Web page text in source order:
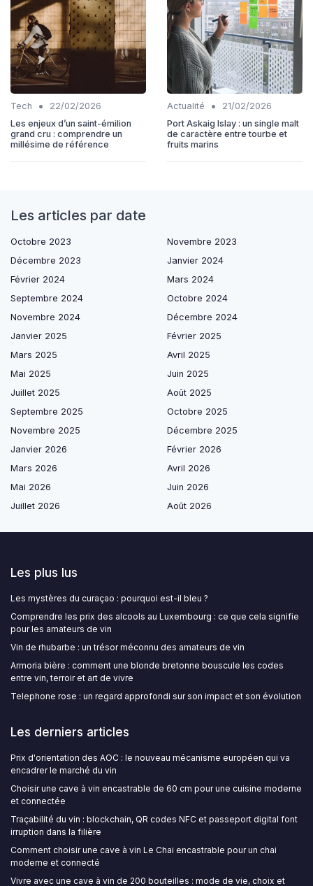
Tech •
22/02/2026
Les enjeux d’un saint-émilion
grand cru : comprendre un
millésime de référence
Actualité •
21/02/2026
Port Askaig Islay : un single malt
de caractère entre tourbe et
fruits marins
Les articles par date
Octobre 2023
Novembre 2023
Décembre 2023
Janvier 2024
Février 2024
Mars 2024
Septembre 2024
Octobre 2024
Novembre 2024
Décembre 2024
Janvier 2025
Février 2025
Mars 2025
Avril 2025
Mai 2025
Juin 2025
Juillet 2025
Août 2025
Septembre 2025
Octobre 2025
Novembre 2025
Décembre 2025
Janvier 2026
Février 2026
Mars 2026
Avril 2026
Mai 2026
Juin 2026
Juillet 2026
Août 2026
Les plus lus
Les mystères du curaçao : pourquoi est-il bleu ?
Comprendre les prix des alcools au Luxembourg : ce que cela signifie
pour les amateurs de vin
Vin de rhubarbe : un trésor méconnu des amateurs de vin
Armoria bière : comment une blonde bretonne bouscule les codes
entre vin, terroir et art de vivre
Telephone rose : un regard approfondi sur son impact et son évolution
Les derniers articles
Prix d'orientation des AOC : le nouveau mécanisme européen qui va
encadrer le marché du vin
Choisir une cave à vin encastrable de 60 cm pour une cuisine moderne
et connectée
Traçabilité du vin : blockchain, QR codes NFC et passeport digital font
irruption dans la filière
Comment choisir une cave à vin Le Chai encastrable pour un chai
moderne et connecté
Vivre avec une cave à vin de 200 bouteilles : mode de vie, choix et